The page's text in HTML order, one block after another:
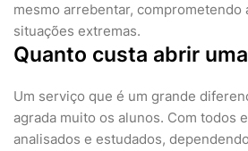
mesmo arrebentar, comprometendo
situações extremas.
Quanto custa abrir
Um serviço que é um grande
agrada muito os alunos. Com todos
analisados e estudados,